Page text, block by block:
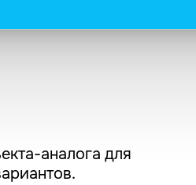
аналога для